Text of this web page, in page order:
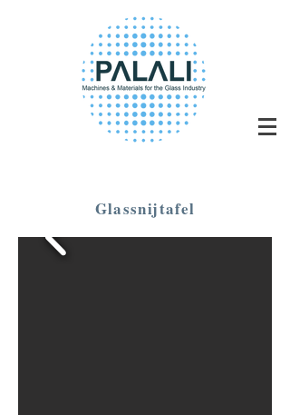
Glassnijtafel